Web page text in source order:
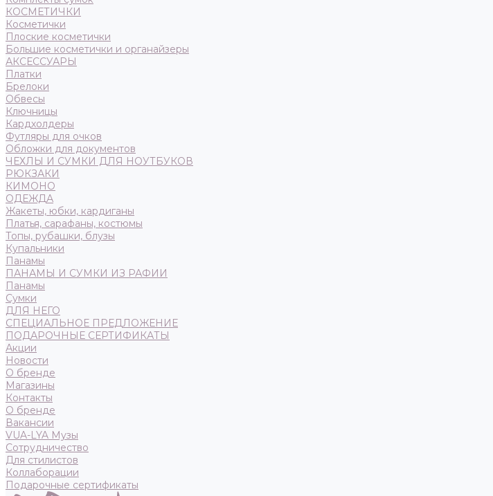
КОСМЕТИЧКИ
Косметички
Плоские косметички
Большие косметички и органайзеры
АКСЕССУАРЫ
Платки
Брелоки
Обвесы
Ключницы
Кардхолдеры
Футляры для очков
Обложки для документов
ЧЕХЛЫ И СУМКИ ДЛЯ НОУТБУКОВ
РЮКЗАКИ
КИМОНО
ОДЕЖДА
Жакеты, юбки, кардиганы
Платья, сарафаны, костюмы
Топы, рубашки, блузы
Купальники
Панамы
ПАНАМЫ И СУМКИ ИЗ РАФИИ
Панамы
Сумки
ДЛЯ НЕГО
СПЕЦИАЛЬНОЕ ПРЕДЛОЖЕНИЕ
ПОДАРОЧНЫЕ СЕРТИФИКАТЫ
Акции
Новости
О бренде
Магазины
Контакты
О бренде
Вакансии
VUA-LYA Музы
Сотрудничество
Для стилистов
Коллаборации
Подарочные сертификаты